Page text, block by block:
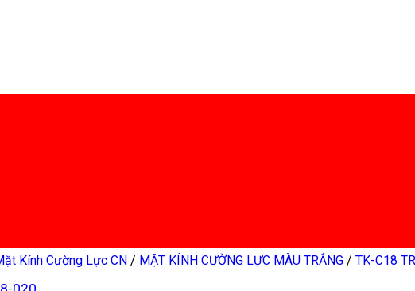
Kính Cường Lực CN / MẶT KÍNH CƯỜNG LỰC MÀU TRẮNG / TK-C18